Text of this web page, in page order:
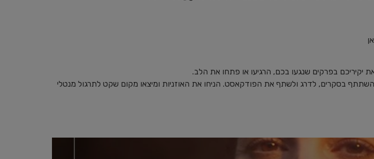
יקיריכם בפרקים שנגעו בכם, הרגיעו או פתחו את הלב.
בסקרים, לדרג ולשתף את הפודקאסט. הניחו את האוזניות ומיצאו מקום שקט לתרגול מנטלי